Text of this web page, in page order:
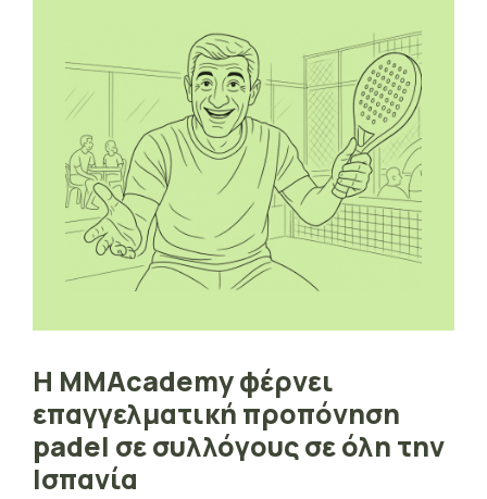
Η MMAcademy φέρνει
επαγγελματική προπόνηση
padel σε συλλόγους σε όλη την
Ισπανία